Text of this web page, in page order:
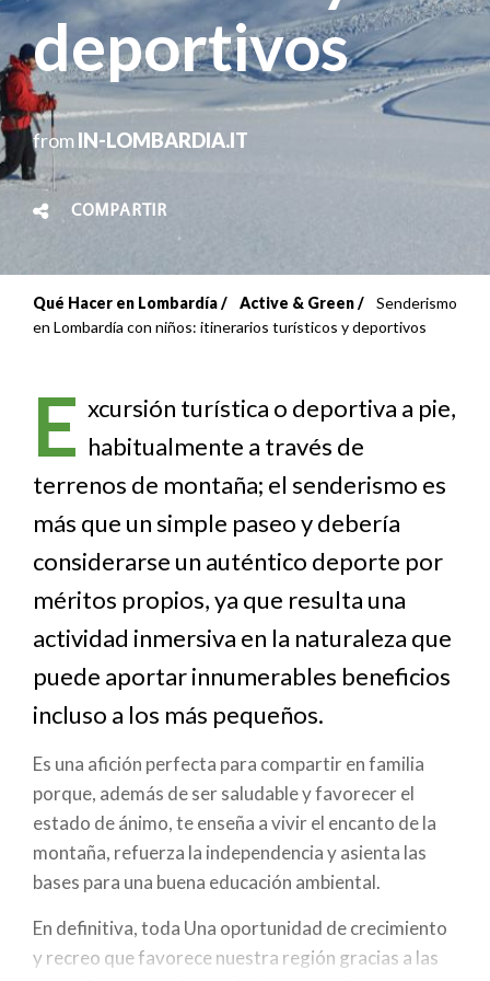
deportivos
fromIN-LOMBARDIA.IT
COMPARTIR
Sobrescribir
de
ayuda
a
la
navegación
Qué Hacer en Lombardía Active & Green
Senderismo
en Lombardía con niños: itinerarios turísticos y deportivos
E xcursión turística o deportiva a pie,
habitualmente a través de
terrenos de montaña; el senderismo es
más que un simple paseo y debería
considerarse un auténtico deporte por
méritos propios, ya que resulta una
actividad inmersiva en la naturaleza que
puede aportar innumerables beneficios
incluso a los más pequeños.
Es una afición perfecta para compartir en familia
porque, además de ser saludable y favorecer el
estado de ánimo, te enseña a vivir el encanto de la
montaña, refuerza la independencia y asienta las
bases para una buena educación ambiental.
En definitiva, toda Una oportunidad de crecimiento
y recreo que favorece nuestra región gracias a las